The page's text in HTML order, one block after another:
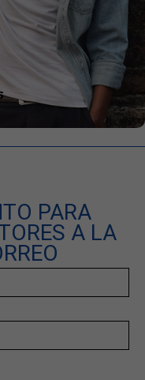
PARA
A LA